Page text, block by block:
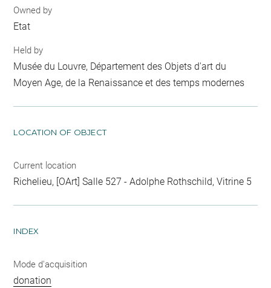
Owned by
Etat
Held by
Musée du Louvre, Département des Objets d'art du
Moyen Age, de la Renaissance et des temps modernes
LOCATION OF OBJECT
Current location
Richelieu, [OArt] Salle 527 - Adolphe Rothschild, Vitrine 5
INDEX
Mode d'acquisition
donation